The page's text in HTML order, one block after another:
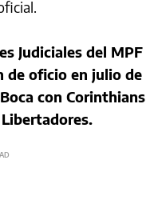
Judiciales del MPF
de oficio en julio de
con Corinthians